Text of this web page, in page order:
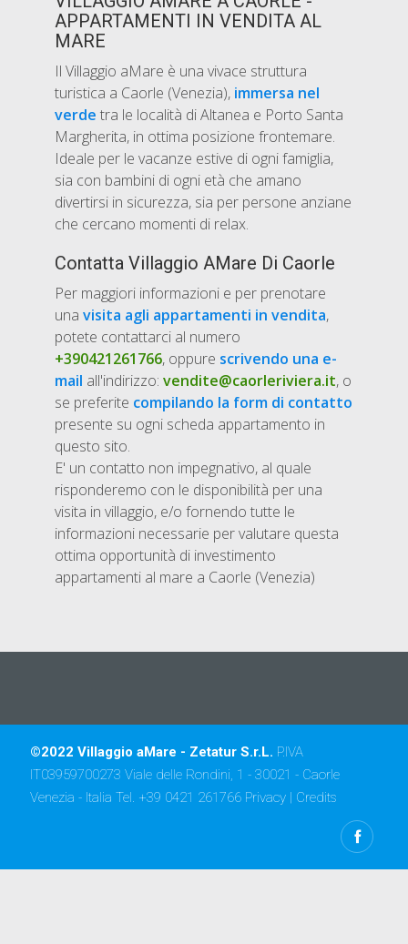
APPARTAMENTI IN VENDITA AL
MARE
Il Villaggio aMare è una vivace struttura
turistica a Caorle (Venezia), immersa nel
verde tra le località di Altanea e Porto Santa
Margherita, in ottima posizione frontemare.
Ideale per le vacanze estive di ogni famiglia,
sia con bambini di ogni età che amano
divertirsi in sicurezza, sia per persone anziane
che cercano momenti di relax.
Contatta Villaggio AMare Di Caorle
Per maggiori informazioni e per prenotare
una visita agli appartamenti in vendita,
potete contattarci al numero
+390421261766, oppure scrivendo una e-
mail all'indirizzo: vendite@caorleriviera.it, o
se preferite compilando la form di contatto
presente su ogni scheda appartamento in
questo sito.
E' un contatto non impegnativo, al quale
risponderemo con le disponibilità per una
visita in villaggio, e/o fornendo tutte le
informazioni necessarie per valutare questa
ottima opportunità di investimento
appartamenti al mare a Caorle (Venezia)
©2022 Villaggio aMare - Zetatur S.r.L. P.IVA
IT03959700273 Viale delle Rondini, 1 - 30021 - Caorle
Venezia - Italia Tel. +39 0421 261766 Privacy | Credits